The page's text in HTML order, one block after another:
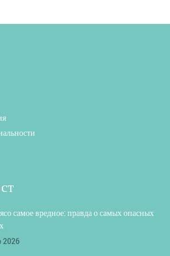
самое вредное: правда о самых опасных
2026